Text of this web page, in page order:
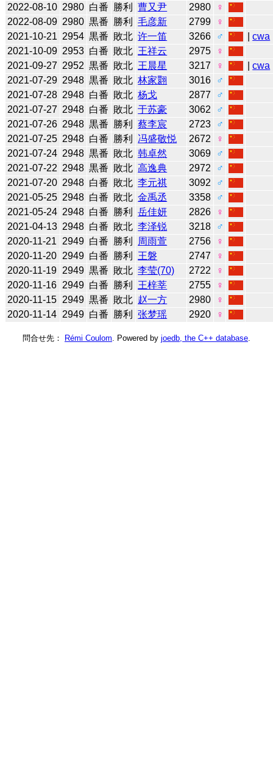
2022-08-10 2980 白番 勝利 曹又尹 2980
♀
2022-08-09 2980 黒番 勝利 毛彦新 2799
♀
2021-10-21 2954 黒番 敗北 许一笛 3266 ♂ |cwa
2021-10-09 2953 白番 敗北 王祥云 2975
♀
2021-09-27 2952 黒番 敗北 王晨星 3217 ♀ |cwa
2021-07-29 2948 黒番 敗北 林家翾 3016
♂
2021-07-28 2948 白番 敗北 杨戈 2877
♂
2021-07-27 2948 白番 敗北 于苏豪 3062
♂
2021-07-26 2948 黒番 勝利 蔡李宸 2723
♂
2021-07-25 2948 白番 勝利 冯盛敬悦 2672
♀
2021-07-24 2948 黒番 敗北 韩卓然 3069
♂
2021-07-22 2948 黒番 敗北 高逸典 2972
♂
2021-07-20 2948 白番 敗北 李元祺 3092
♂
2021-05-25 2948 白番 敗北 金禹丞 3358
♂
2021-05-24 2948 白番 勝利 岳佳妍 2826
♀
2021-04-13 2948 白番 敗北 李泽锐 3218
♂
2020-11-21
2949 白番 勝利 周雨萱 2756
♀
2020-11-20 2949 白番 勝利 王磐 2747
♀
2020-11-19 2949 黒番 敗北 李莹(70) 2722
♀
2020-11-16 2949 白番 勝利 王梓莘 2755
♀
2020-11-15 2949 黒番 敗北 赵一方 2980
♀
2020-11-14 2949 白番 勝利 张梦瑶 2920 ♀
問合せ先： Rémi Coulom . Powered by joedb, the C++ database